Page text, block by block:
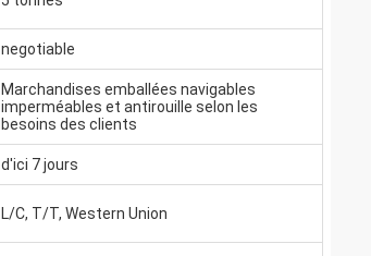
negotiable
Marchandises emballées navigables
imperméables et antirouille selon les
besoins des clients
d'ici 7 jours
L/C, T/T, Western Union